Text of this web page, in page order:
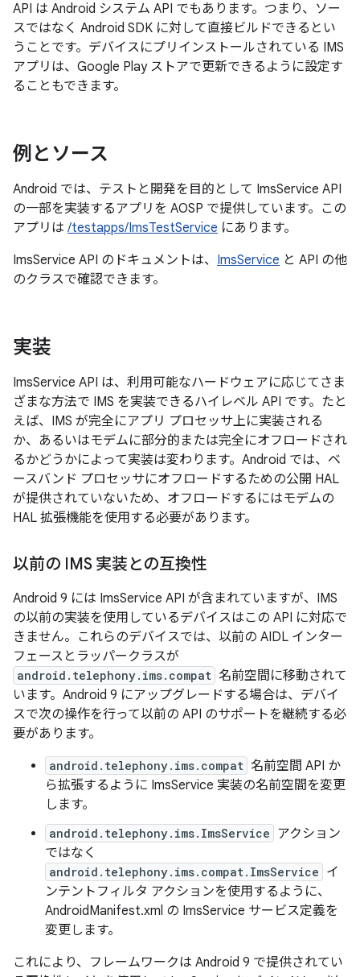
API は Android システム API でもあります。つまり、ソー
スではなく Android SDK に対して直接ビルドできるとい
うことです。デバイスにプリインストールされている IMS
アプリは、Google Play ストアで更新できるように設定す
ることもできます。
例とソース
Android では、テストと開発を目的として ImsService API
の一部を実装するアプリを AOSP で提供しています。この
アプリは /testapps/ImsTestService にあります。
ImsService API のドキュメントは、 ImsService と API の他
のクラスで確認できます。
実装
ImsService API は、利用可能なハードウェアに応じてさま
ざまな方法で IMS を実装できるハイレベル API です。たと
えば、IMS が完全にアプリ プロセッサ上に実装される
か、あるいはモデムに部分的または完全にオフロードされ
るかどうかによって実装は変わります。Android では、ベ
ースバンド プロセッサにオフロードするための公開 HAL
が提供されていないため、オフロードするにはモデムの
HAL 拡張機能を使用する必要があります。
以前の IMS 実装との互換性
Android 9 には ImsService API が含まれていますが、IMS
の以前の実装を使用しているデバイスはこの API に対応で
きません。これらのデバイスでは、以前の AIDL インター
フェースとラッパークラスが
android.telephony.ims.compat 名前空間に移動されて
います。Android 9 にアップグレードする場合は、デバイ
スで次の操作を行って以前の API のサポートを継続する必
要があります。
android.telephony.ims.compat 名前空間 API か
ら拡張するように ImsService 実装の名前空間を変更
します。
android.telephony.ims.ImsService アクション
ではなく
android.telephony.ims.compat.ImsService イ
ンテントフィルタ アクションを使用するように、
AndroidManifest.xml の ImsService サービス定義を
変更します。
これにより、フレームワークは Android 9 で提供されてい